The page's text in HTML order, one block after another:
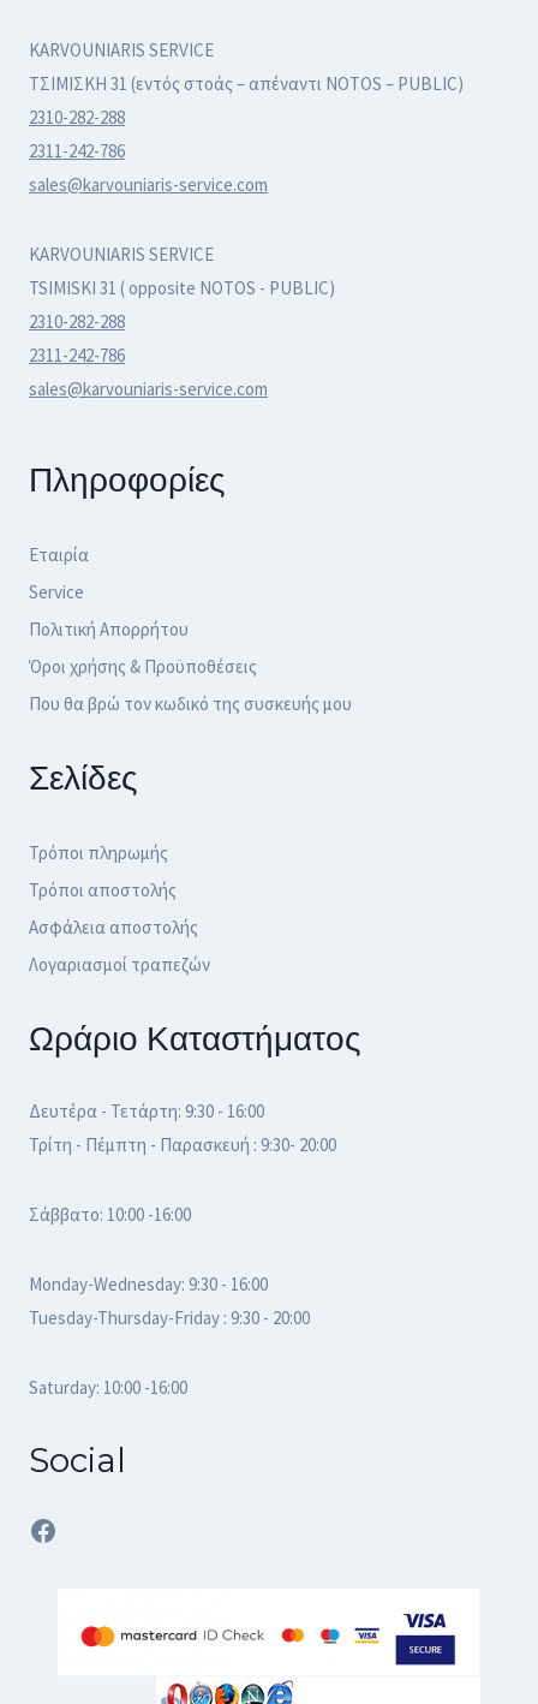
KARVOUNIARIS SERVICE
ΤΣΙΜΙΣΚΗ 31 (εντός στοάς – απέναντι NOTOS – PUBLIC)
2310-282-288
2311-242-786
sales@karvouniaris-service.com
KARVOUNIARIS SERVICE
TSIMISKI 31 ( opposite NOTOS - PUBLIC)
2310-282-288
2311-242-786
sales@karvouniaris-service.com
Πληροφορίες
Εταιρία
Service
Πολιτική Απορρήτου
Όροι χρήσης & Προϋποθέσεις
Που θα βρώ τον κωδικό της συσκευής μου
Σελίδες
Τρόποι πληρωμής
Τρόποι αποστολής
Ασφάλεια αποστολής
Λογαριασμοί τραπεζών
Ωράριο Καταστήματος
Δευτέρα - Τετάρτη: 9:30 - 16:00
Τρίτη - Πέμπτη - Παρασκευή : 9:30- 20:00
Σάββατο: 10:00 -16:00
Monday-Wednesday: 9:30 - 16:00
Tuesday-Thursday-Friday : 9:30 - 20:00
Saturday: 10:00 -16:00
Social
Facebook